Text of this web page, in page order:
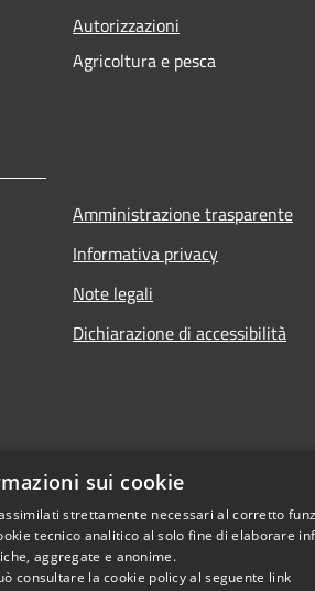
Autorizzazioni
Agricoltura e pesca
Amministrazione trasparente
Informativa privacy
Note legali
Dichiarazione di accessibilità
sui cookie
strettamente necessari al corretto
tecnico analitico al solo fine di elaborare
aggregate e anonime.
consultare la cookie policy al seguente link